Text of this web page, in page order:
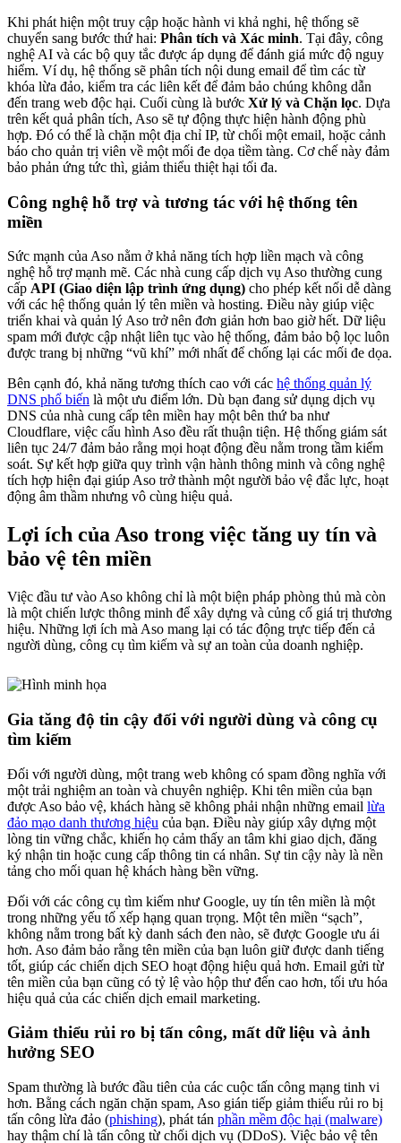
Khi phát hiện một truy cập hoặc hành vi khả nghi, hệ thống sẽ
chuyển sang bước thứ hai: Phân tích và Xác minh. Tại đây, công
nghệ AI và các bộ quy tắc được áp dụng để đánh giá mức độ nguy
hiểm. Ví dụ, hệ thống sẽ phân tích nội dung email để tìm các từ
khóa lừa đảo, kiểm tra các liên kết để đảm bảo chúng không dẫn
đến trang web độc hại. Cuối cùng là bước Xử lý và Chặn lọc. Dựa
trên kết quả phân tích, Aso sẽ tự động thực hiện hành động phù
hợp. Đó có thể là chặn một địa chỉ IP, từ chối một email, hoặc cảnh
báo cho quản trị viên về một mối đe dọa tiềm tàng. Cơ chế này đảm
bảo phản ứng tức thì, giảm thiểu thiệt hại tối đa.
Công nghệ hỗ trợ và tương tác với hệ thống tên
miền
Sức mạnh của Aso nằm ở khả năng tích hợp liền mạch và công
nghệ hỗ trợ mạnh mẽ. Các nhà cung cấp dịch vụ Aso thường cung
cấp API (Giao diện lập trình ứng dụng) cho phép kết nối dễ dàng
với các hệ thống quản lý tên miền và hosting. Điều này giúp việc
triển khai và quản lý Aso trở nên đơn giản hơn bao giờ hết. Dữ liệu
spam mới được cập nhật liên tục vào hệ thống, đảm bảo bộ lọc luôn
được trang bị những “vũ khí” mới nhất để chống lại các mối đe dọa.
Bên cạnh đó, khả năng tương thích cao với các hệ thống quản lý
DNS phổ biến là một ưu điểm lớn. Dù bạn đang sử dụng dịch vụ
DNS của nhà cung cấp tên miền hay một bên thứ ba như
Cloudflare, việc cấu hình Aso đều rất thuận tiện. Hệ thống giám sát
liên tục 24/7 đảm bảo rằng mọi hoạt động đều nằm trong tầm kiểm
soát. Sự kết hợp giữa quy trình vận hành thông minh và công nghệ
tích hợp hiện đại giúp Aso trở thành một người bảo vệ đắc lực, hoạt
động âm thầm nhưng vô cùng hiệu quả.
Lợi ích của Aso trong việc tăng uy tín và
bảo vệ tên miền
Việc đầu tư vào Aso không chỉ là một biện pháp phòng thủ mà còn
là một chiến lược thông minh để xây dựng và củng cố giá trị thương
hiệu. Những lợi ích mà Aso mang lại có tác động trực tiếp đến cả
người dùng, công cụ tìm kiếm và sự an toàn của doanh nghiệp.
Gia tăng độ tin cậy đối với người dùng và công cụ
tìm kiếm
Đối với người dùng, một trang web không có spam đồng nghĩa với
một trải nghiệm an toàn và chuyên nghiệp. Khi tên miền của bạn
được Aso bảo vệ, khách hàng sẽ không phải nhận những email lừa
đảo mạo danh thương hiệu của bạn. Điều này giúp xây dựng một
lòng tin vững chắc, khiến họ cảm thấy an tâm khi giao dịch, đăng
ký nhận tin hoặc cung cấp thông tin cá nhân. Sự tin cậy này là nền
tảng cho mối quan hệ khách hàng bền vững.
Đối với các công cụ tìm kiếm như Google, uy tín tên miền là một
trong những yếu tố xếp hạng quan trọng. Một tên miền “sạch”,
không nằm trong bất kỳ danh sách đen nào, sẽ được Google ưu ái
hơn. Aso đảm bảo rằng tên miền của bạn luôn giữ được danh tiếng
tốt, giúp các chiến dịch SEO hoạt động hiệu quả hơn. Email gửi từ
tên miền của bạn cũng có tỷ lệ vào hộp thư đến cao hơn, tối ưu hóa
hiệu quả của các chiến dịch email marketing.
Giảm thiểu rủi ro bị tấn công, mất dữ liệu và ảnh
hưởng SEO
Spam thường là bước đầu tiên của các cuộc tấn công mạng tinh vi
hơn. Bằng cách ngăn chặn spam, Aso gián tiếp giảm thiểu rủi ro bị
tấn công lừa đảo (phishing), phát tán phần mềm độc hại (malware)
hay thậm chí là tấn công từ chối dịch vụ (DDoS). Việc bảo vệ tên